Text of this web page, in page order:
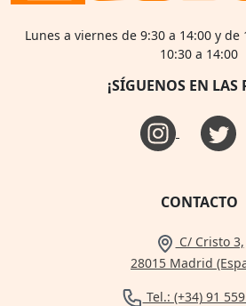
Lunes a viernes de 9:30 a 14:00 y
10:30 a 14:00
¡SÍGUENOS EN LAS
CONTACTO
C/ Cristo 3,
28015 Madrid
Tel.: (+34) 91